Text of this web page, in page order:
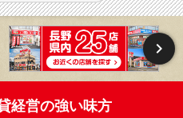
経営の強い味方